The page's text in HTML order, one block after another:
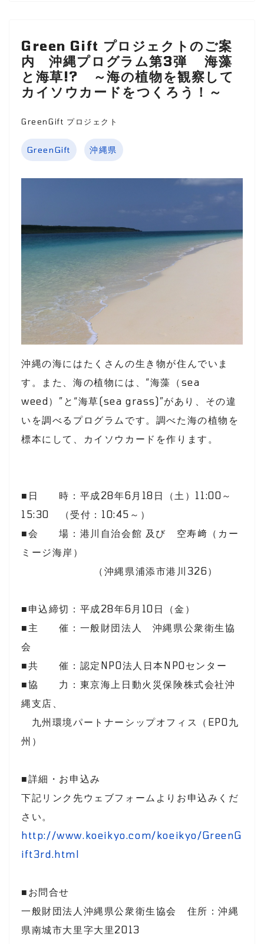
Green Gift プロジェクトのご案
内 沖縄プログラム第3弾 海藻
と海草!? ～海の植物を観察して
カイソウカードをつくろう！～
GreenGift プロジェクト
GreenGift 沖縄県
沖縄の海にはたくさんの生き物が住んでいま
す。また、海の植物には、“海藻（sea
weed）”と“海草(sea grass)”があり、その違
いを調べるプログラムです。調べた海の植物を
標本にして、カイソウカードを作ります。
■日 時：平成28年6月18日（土）11:00～
15:30 （受付：10:45～）
■会 場：港川自治会館 及び 空寿﨑（カー
ミージ海岸）
（沖縄県浦添市港川326）
■申込締切：平成28年6月10日（金）
■主 催：一般財団法人 沖縄県公衆衛生協
会
■共 催：認定NPO法人日本NPOセンター
■協 力：東京海上日動火災保険株式会社沖
縄支店、
九州環境パートナーシップオフィス（EPO九
州）
■詳細・お申込み
下記リンク先ウェブフォームよりお申込みくだ
さい。
http://www.koeikyo.com/koeikyo/GreenG
ift3rd.html
■お問合せ
一般財団法人沖縄県公衆衛生協会 住所：沖縄
県南城市大里字大里2013